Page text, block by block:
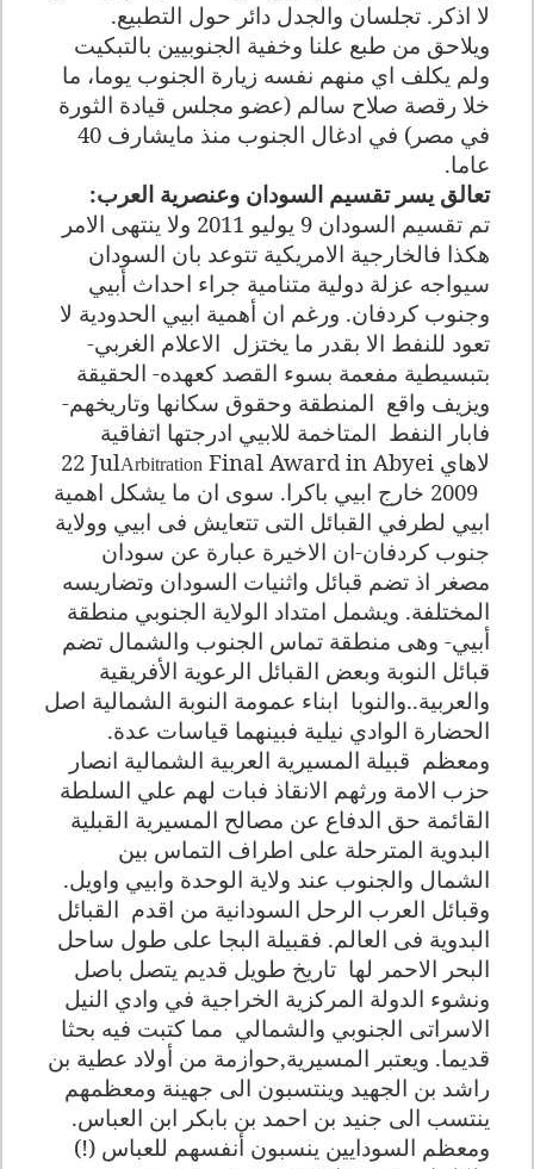
لا اذكر. تجلسان والجدل دائر حول التطبيع.
ويلاحق من طبع علنا وخفية الجنوبيين بالتبكيت
ولم يكلف اي منهم نفسه زيارة الجنوب يوما، ما
خلا رقصة صلاح سالم (عضو مجلس قيادة الثورة
في مصر) في ادغال الجنوب منذ مايشارف 40
عاما.
تعالق يسر تقسيم السودان وعنصرية العرب:
تم تقسيم السودان 9 يوليو 2011 ولا ينتهى الامر
هكذا فالخارجية الامريكية تتوعد بان السودان
سيواجه عزلة دولية متنامية جراء احداث أبيي
وجنوب كردفان. ورغم ان أهمية ابيي الحدودية لا
تعود للنفط الا بقدر ما يختزل الاعلام الغربي-
بتبسيطية مفعمة بسوء القصد كعهده- الحقيقة
ويزيف واقع المنطقة وحقوق سكانها وتاريخهم-
فابار النفط المتاخمة للابيي ادرجتها اتفاقية
لاهاي Final Award in Abyei
Arbitration
22 Jul
2009 خارج ابيي باكرا. سوى ان ما يشكل اهمية
ابيي لطرفي القبائل التى تتعايش فى ابيي وولاية
جنوب كردفان-ان الاخيرة عبارة عن سودان
مصغر اذ تضم قبائل واثنيات السودان وتضاريسه
المختلفة. ويشمل امتداد الولاية الجنوبي منطقة
أبيي- وهى منطقة تماس الجنوب والشمال تضم
قبائل النوبة وبعض القبائل الرعوية الأفريقية
والعربية..والنوبا ابناء عمومة النوبة الشمالية اصل
الحضارة الوادي نيلية فبينهما قياسات عدة.
ومعظم قبيلة المسيرية العربية الشمالية انصار
حزب الامة ورثهم الانقاذ فبات لهم علي السلطة
القائمة حق الدفاع عن مصالح المسيرية القبلية
البدوية المترحلة على اطراف التماس بين
الشمال والجنوب عند ولاية الوحدة وابيي واويل.
وقبائل العرب الرحل السودانية من اقدم القبائل
البدوية فى العالم. فقبيلة البجا على طول ساحل
البحر الاحمر لها تاريخ طويل قديم يتصل باصل
ونشوء الدولة المركزية الخراجية في وادي النيل
الاسراتى الجنوبي والشمالي مما كتبت فيه بحثا
قديما. ويعتبر المسيرية,حوازمة من أولاد عطية بن
راشد بن الجهيد وينتسبون الى جهينة ومعظمهم
ينتسب الى جنيد بن احمد بن بابكر ابن العباس.
ومعظم السودايين ينسبون أنفسهم للعباس (!)